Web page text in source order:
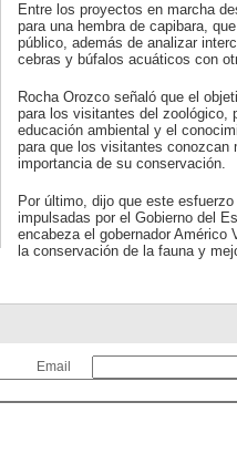
Entre los proyectos en marcha
para una hembra de capibara,
público, además de analizar
cebras y búfalos acuáticos con
Rocha Orozco señaló que el
para los visitantes del zoológico,
educación ambiental y el
para que los visitantes conozcan
importancia de su conservación.
Por último, dijo que este
impulsadas por el Gobierno del
encabeza el gobernador Américo
la conservación de la fauna y
Email